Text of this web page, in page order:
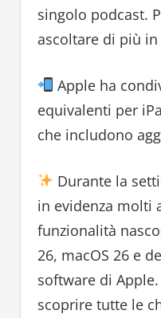
singolo podcast.
ascoltare di più
Apple ha
equivalenti per
che includono
Durante la
in evidenza molti
funzionalità
26, macOS 26 e
software di
scoprire tutte le